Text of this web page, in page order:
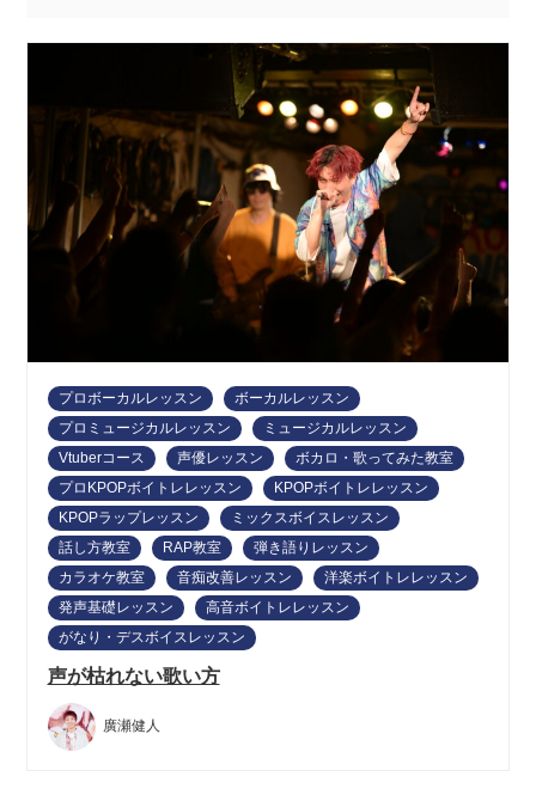
プロボーカルレッスン
ボーカルレッスン
プロミュージカルレッスン
ミュージカルレッスン
Vtuberコース
声優レッスン
ボカロ・歌ってみた教室
プロKPOPボイトレレッスン
KPOPボイトレレッスン
KPOPラップレッスン
ミックスボイスレッスン
話し方教室
RAP教室
弾き語りレッスン
カラオケ教室
音痴改善レッスン
洋楽ボイトレレッスン
発声基礎レッスン
高音ボイトレレッスン
がなり・デスボイスレッスン
声が枯れない歌い方
廣瀬健人